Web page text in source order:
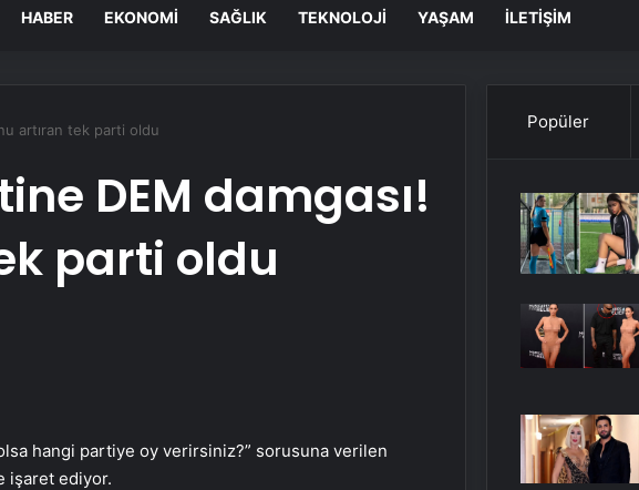
HABER EKONOMI SAĞLIK TEKNOLOJI YAŞAM İLETIŞIM
artıran tek parti oldu
DEM damgası!
parti oldu
hangi partiye oy verirsiniz?” sorusuna verilen
işaret ediyor.
Popüler